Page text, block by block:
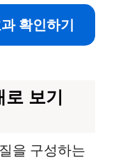
확인하기
보기
을 구성하는